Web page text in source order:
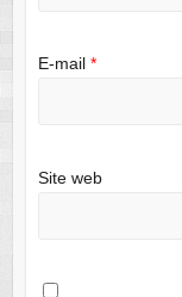
E-mail *
Site web